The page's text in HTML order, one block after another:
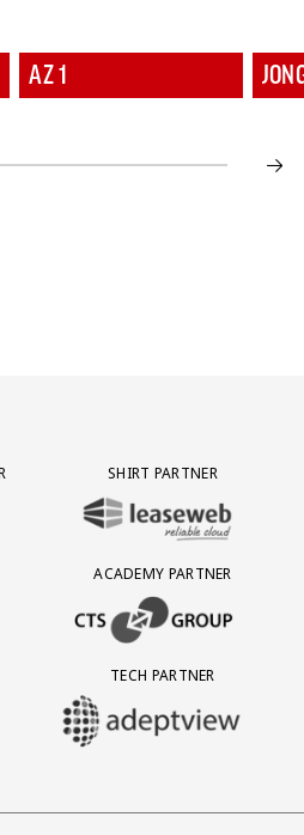
AZ 1
PARTNER AFAS SOFTWARE
SHIRT PARTNER
BEZOEK ONZE SHIRT PARTNER
EUROJACKPOT
ACADEMY PARTNER
BEZOEK ONZE ACADEMY
PARTNER LEBARA
TECH PARTNER
BEZOEK ONZE TECH PARTNER